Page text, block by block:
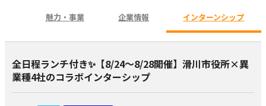
魅力・事業 企業情報 インターンシップ
全日程ランチ付き✨【8/24～8/28開催】滑川市役所×異
業種4社のコラボインターシップ